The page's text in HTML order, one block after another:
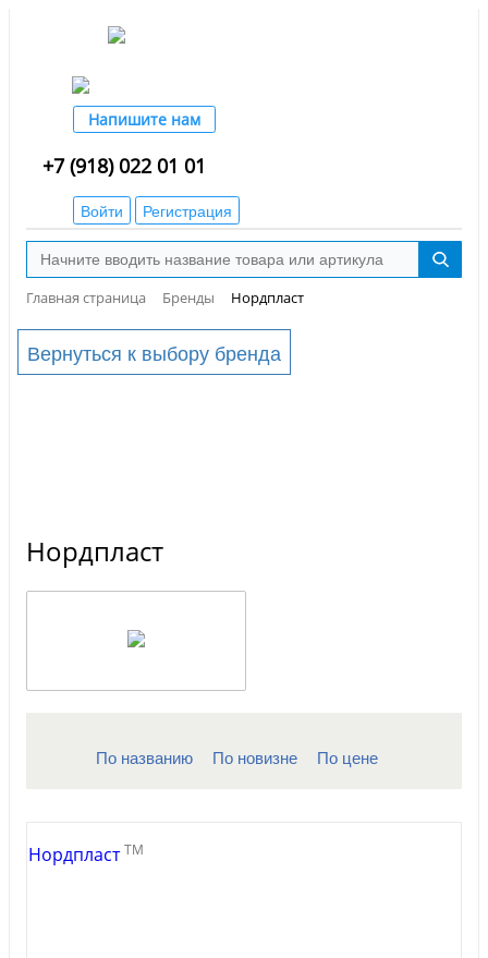
Напишите нам
+7 (918) 022 01 01
Войти Регистрация
Главная страница Бренды Нордпласт
Вернуться к выбору бренда
Нордпласт
По названию По новизне По цене
НордпластTM